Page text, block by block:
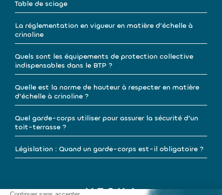
Table de sciage
La réglementation en vigueur en matière d’échelle à
crinoline
Quels sont les équipements de protection collective
indispensables dans le BTP ?
Quelle est la norme de hauteur à respecter en matière
d’échelle à crinoline ?
Quel garde-corps utiliser pour assurer la sécurité d’un
toit-terrasse ?
Législation : Quand un garde-corps est-il obligatoire ?